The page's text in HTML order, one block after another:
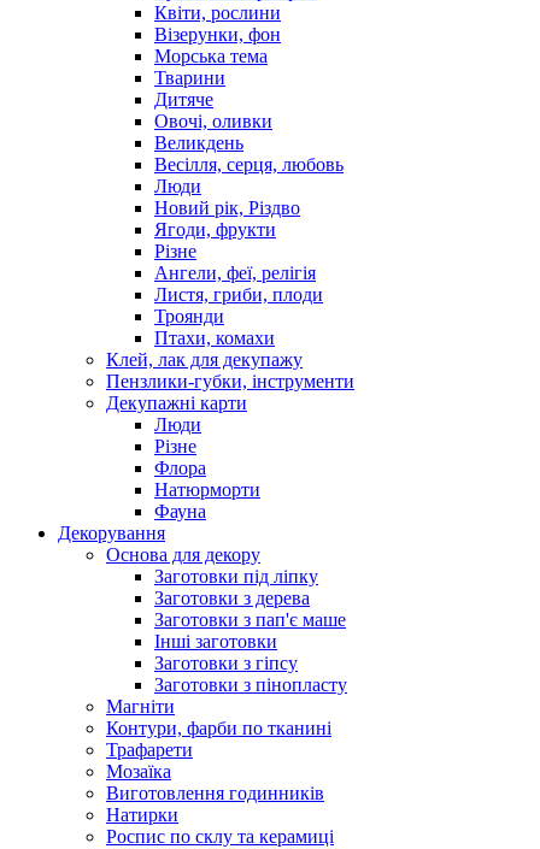
Квіти, рослини
Візерунки, фон
Морська тема
Тварини
Дитяче
Овочі, оливки
Великдень
Весілля, серця, любовь
Люди
Новий рік, Різдво
Ягоди, фрукти
Різне
Ангели, феї, релігія
Листя, гриби, плоди
Троянди
Птахи, комахи
Клей, лак для декупажу
Пензлики-губки, інструменти
Декупажні карти
Люди
Різне
Флора
Натюрморти
Фауна
Декорування
Основа для декору
Заготовки під ліпку
Заготовки з дерева
Заготовки з пап'є маше
Інші заготовки
Заготовки з гіпсу
Заготовки з пінопласту
Магніти
Контури, фарби по тканині
Трафарети
Мозаїка
Виготовлення годинників
Натирки
Роспис по склу та керамиці